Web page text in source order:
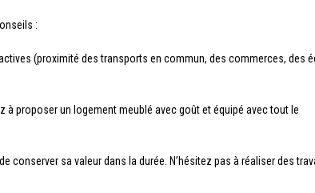
:
(proximité des transports en commun, des commerces, des
à proposer un logement meublé avec goût et équipé avec tout le
conserver sa valeur dans la durée. N’hésitez pas à réaliser des